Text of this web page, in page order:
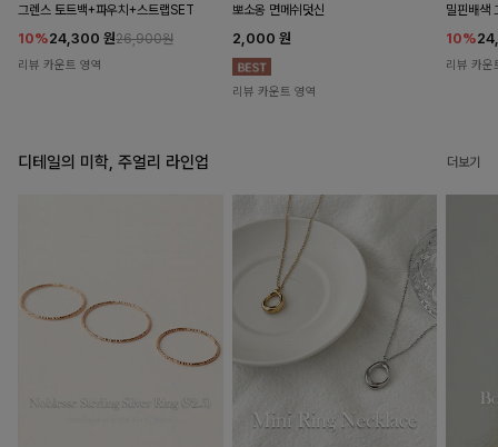
그렌스 토트백+파우치+스트랩SET
10%24,300 원26,900원
리뷰 카운트 영역
뽀소옹 면메쉬덧신
2,000 원
리뷰 카운트 영역
밀핀배색
10%
리뷰 카운
디테일의 미학, 주얼리 라인업 더보기